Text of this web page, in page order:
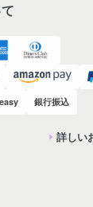
銀行振込
詳しい